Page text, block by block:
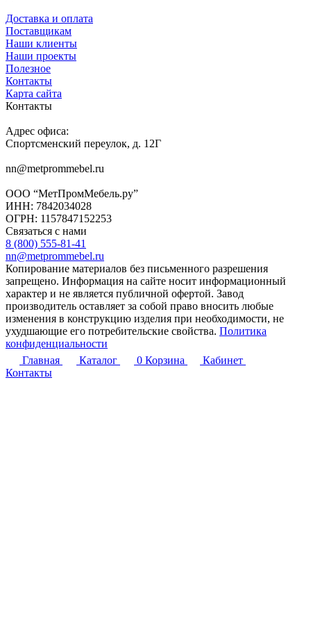
Доставка и оплата
Поставщикам
Наши клиенты
Наши проекты
Полезное
Контакты
Карта сайта
Контакты
Адрес офиса:
Спортсменский переулок, д. 12Г
nn@metprommebel.ru
ООО “МетПромМебель.ру”
ИНН: 7842034028
ОГРН: 1157847152253
Связаться с нами
8 (800) 555-81-41
nn@metprommebel.ru
Копирование материалов без письменного разрешения
запрещено. Информация на сайте носит информационный
характер и не является публичной офертой. Завод
производитель оставляет за собой право вносить любые
изменения в конструкцию изделия при необходимости, не
ухудшающие его потребительские свойства. Политика
конфиденциальности
Главная
Каталог 0 Корзина
Кабинет
Контакты